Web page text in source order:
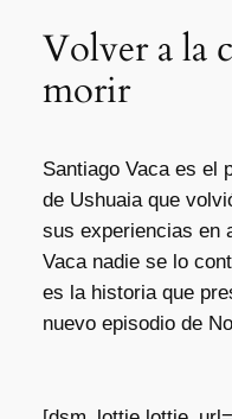
Volver a la
morir
Santiago Vaca es el
de Ushuaia que
sus experiencias en
Vaca nadie se lo
es la historia que
nuevo episodio de